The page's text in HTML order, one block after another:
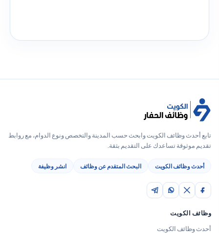
تابع أحدث وظائف الكويت وابحث حسب المدينة والتخصص ونوع الدوام، مع روابط
تقديم موثوقة تساعدك على التقديم بثقة.
أحدث وظائف الكويت البحث المتقدم عن وظائف انشر وظيفة
وظائف الكويت
أحدث وظائف الكويت